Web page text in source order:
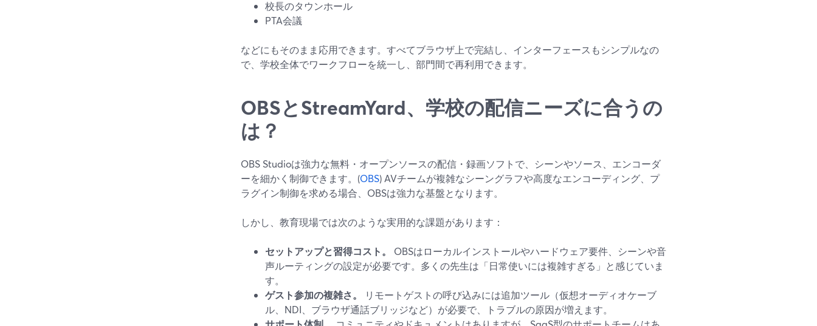
校長のタウンホール
PTA会議
などにもそのまま応用できます。すべてブラウザ上で完結し、インターフェースもシンプルなの
で、学校全体でワークフローを統一し、部門間で再利用できます。
OBSとStreamYard、学校の配信ニーズに合うの
は？
OBS Studioは強力な無料・オープンソースの配信・録画ソフトで、シーンやソース、エンコーダ
ーを細かく制御できます。(OBS) AVチームが複雑なシーングラフや高度なエンコーディング、プ
ラグイン制御を求める場合、OBSは強力な基盤となります。
しかし、教育現場では次のような実用的な課題があります：
セットアップと習得コスト。
OBSはローカルインストールやハードウェア要件、シーンや音
声ルーティングの設定が必要です。多くの先生は「日常使いには複雑すぎる」と感じていま
す。
ゲスト参加の複雑さ。
リモートゲストの呼び込みには追加ツール（仮想オーディオケーブ
ル、NDI、ブラウザ通話ブリッジなど）が必要で、トラブルの原因が増えます。